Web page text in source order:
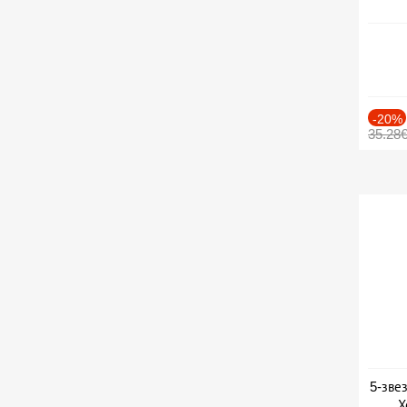
-20%
35.28€
5-